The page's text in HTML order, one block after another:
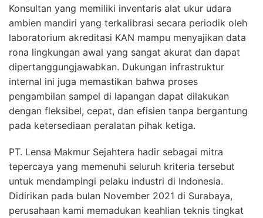
Konsultan yang memiliki inventaris alat ukur udara
ambien mandiri yang terkalibrasi secara periodik oleh
laboratorium akreditasi KAN mampu menyajikan data
rona lingkungan awal yang sangat akurat dan dapat
dipertanggungjawabkan. Dukungan infrastruktur
internal ini juga memastikan bahwa proses
pengambilan sampel di lapangan dapat dilakukan
dengan fleksibel, cepat, dan efisien tanpa bergantung
pada ketersediaan peralatan pihak ketiga.
PT. Lensa Makmur Sejahtera hadir sebagai mitra
tepercaya yang memenuhi seluruh kriteria tersebut
untuk mendampingi pelaku industri di Indonesia.
Didirikan pada bulan November 2021 di Surabaya,
perusahaan kami memadukan keahlian teknis tingkat